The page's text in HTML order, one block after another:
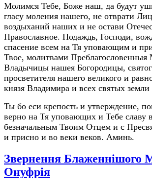
Молимся Тебе, Боже наш, да будут
гласу моления нашего, не отврати
воздыханий наших и не остави
Православное. Подаждь, Господи,
спасение всем на Тя уповающим и
Твое, молитвами Преблагословенныя
Владычицы нашея Богородицы,
просветителя нашего великого и
князя Владимира и всех святых
Ты бо еси крепость и утверждение,
верно на Тя уповающих и Тебе славу
безначальным Твоим Отцем и с
и присно и во веки веков. Аминь.
Звернення Блаженнішого
Онуфрія